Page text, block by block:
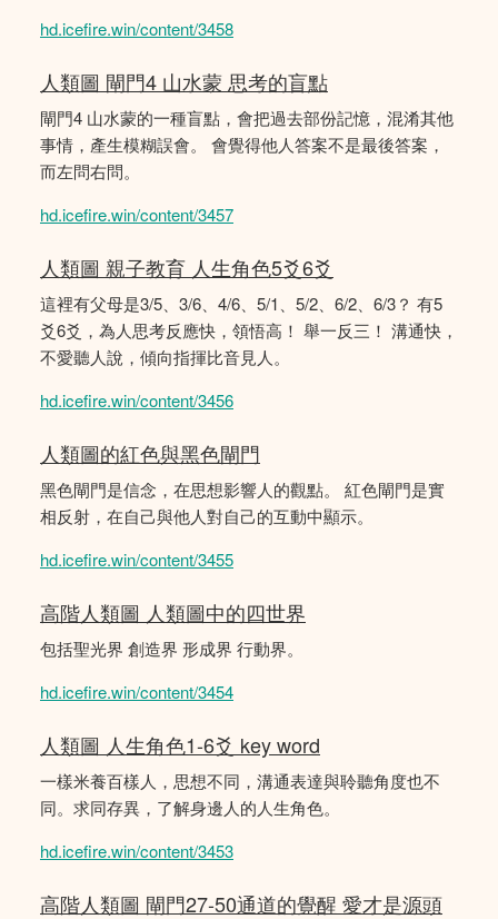
hd.icefire.win/content/3458
人類圖 閘門4 山水蒙 思考的盲點
閘門4 山水蒙的一種盲點，會把過去部份記憶，混淆其他
事情，產生模糊誤會。 會覺得他人答案不是最後答案，
而左問右問。
hd.icefire.win/content/3457
人類圖 親子教育 人生角色5爻6爻
這裡有父母是3/5、3/6、4/6、5/1、5/2、6/2、6/3？ 有5
爻6爻，為人思考反應快，領悟高！ 舉一反三！ 溝通快，
不愛聽人說，傾向指揮比音見人。
hd.icefire.win/content/3456
人類圖的紅色與黑色閘門
黑色閘門是信念，在思想影響人的觀點。 紅色閘門是實
相反射，在自己與他人對自己的互動中顯示。
hd.icefire.win/content/3455
高階人類圖 人類圖中的四世界
包括聖光界 創造界 形成界 行動界。
hd.icefire.win/content/3454
人類圖 人生角色1-6爻 key word
一樣米養百樣人，思想不同，溝通表達與聆聽角度也不
同。求同存異，了解身邊人的人生角色。
hd.icefire.win/content/3453
高階人類圖 閘門27-50通道的覺醒 愛才是源頭